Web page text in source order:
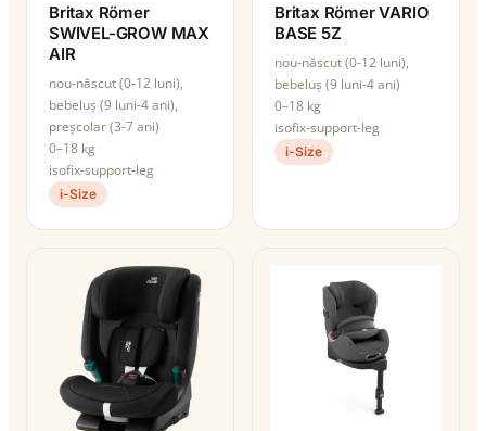
Britax Römer
SWIVEL-GROW MAX
AIR
nou-născut (0-12 luni),
bebeluș (9 luni-4 ani),
preșcolar (3-7 ani)
0–18 kg
isofix-support-leg
i-Size
Britax Römer VARIO
BASE 5Z
nou-născut (0-12 luni),
bebeluș (9 luni-4 ani)
0–18 kg
isofix-support-leg
i-Size